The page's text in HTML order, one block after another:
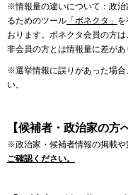
※情報量の違いについて：政
るためのツール 「ボネクタ」
おります。ボネクタ会員の方
非会員の方とは情報量に差があ
※選挙情報に誤りがあった場合
い。
【候補者・政治家の方
※政治家・候補者情報の掲載や
ご確認ください。